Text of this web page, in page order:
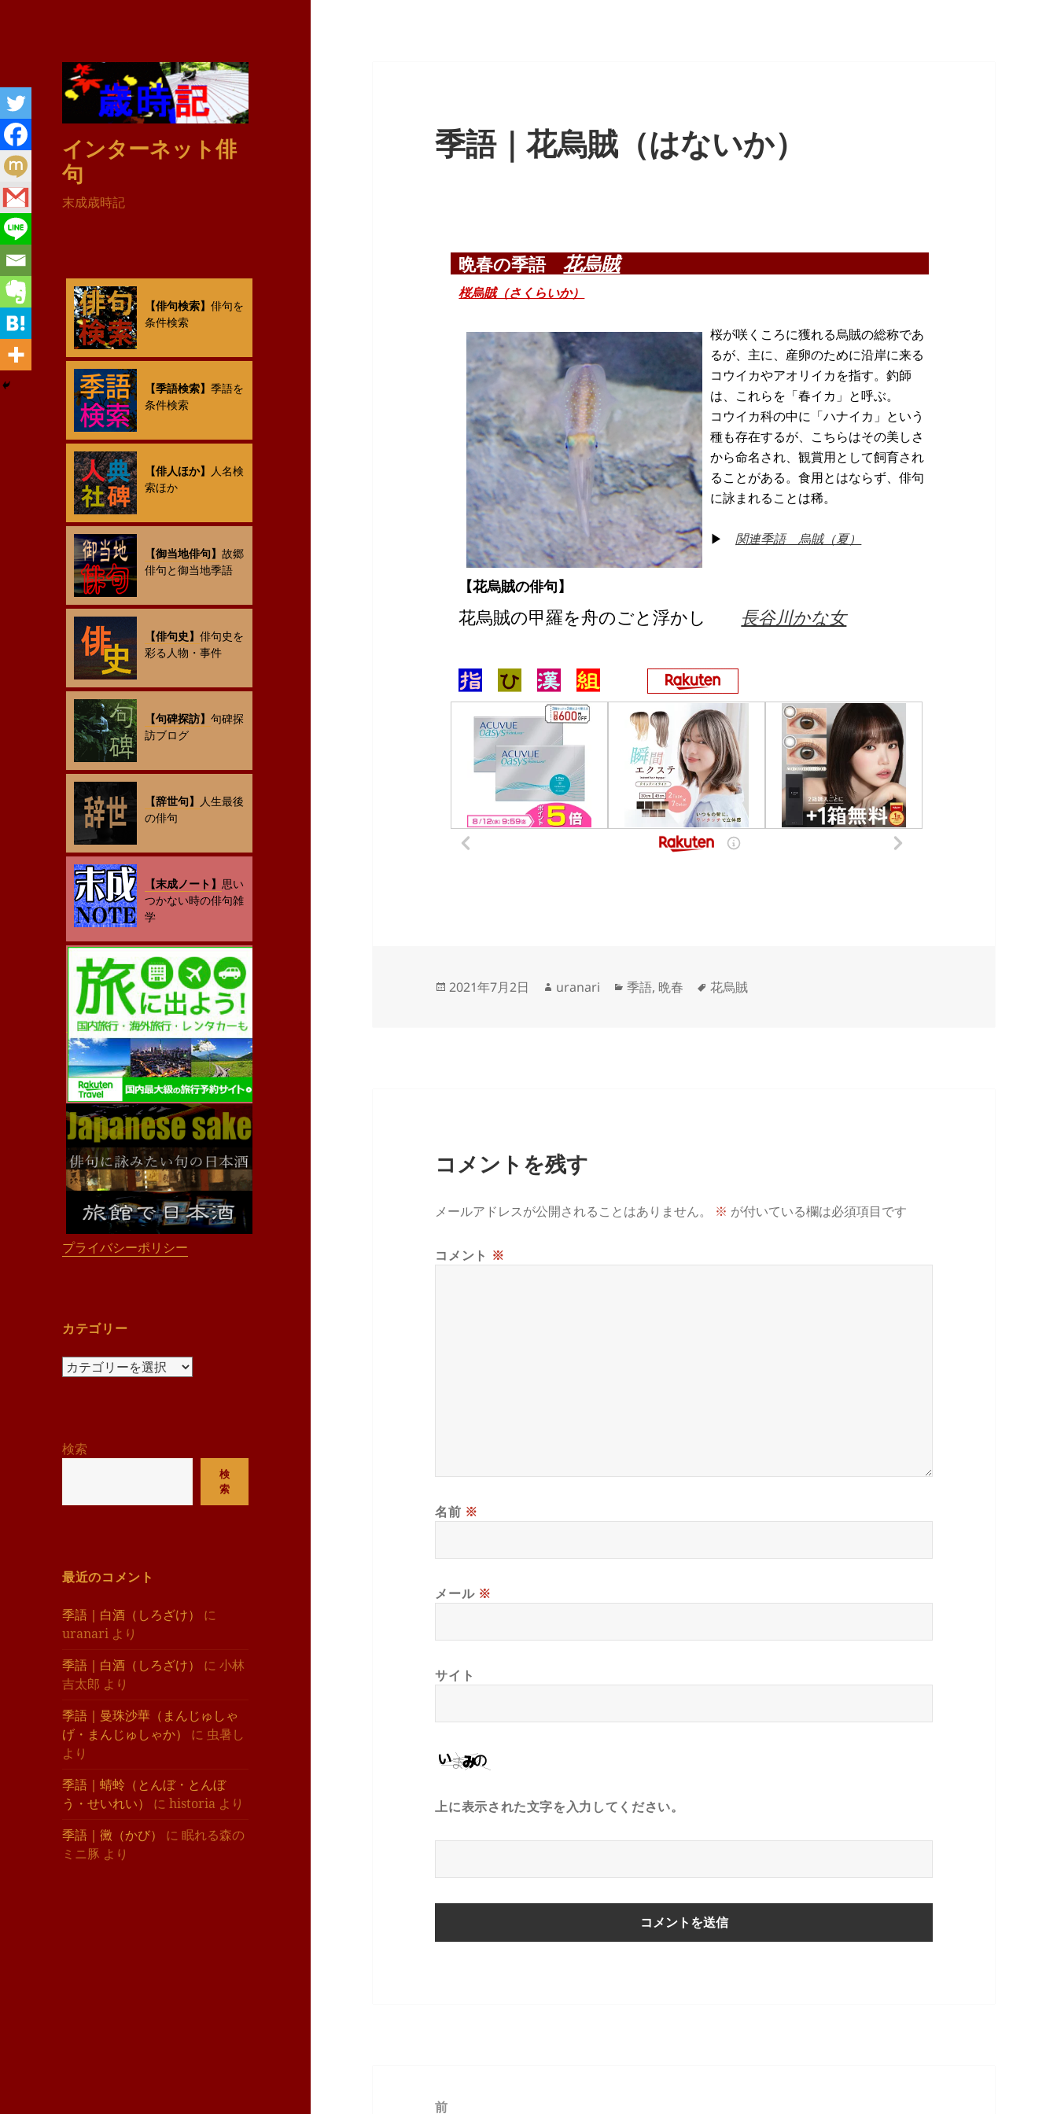
インターネット俳
句
末成歳時記
【俳句検索】俳句を
条件検索
【季語検索】季語を
条件検索
【俳人ほか】 人名検
索ほか
【御当地俳句】故郷
俳句と御当地季語
【俳句史】俳句史を
彩る人物・事件
【句碑探訪】句碑探
訪ブログ
【辞世句】 人生最後
の俳句
【末成ノート】 思い
つかない時の俳句雑
学
プライバシーポリシー
カテゴリー
カ
ー
検索
検
索
最近のコメント
季語｜白酒（しろざけ）
に
uranari より
季語｜白酒（しろざけ）
に小林
吉太郎 より
季語｜曼珠沙華（まんじゅしゃ
げ・まんじゅしゃか）
に 虫暑し
より
季語｜蜻蛉（とんぼ・とんぼ
う・せいれい）
にhistoria より
季語｜黴（かび）
に眠れる森の
ミニ豚 より
季語｜花烏賊（はないか）
晩春の季語花烏賊
桜烏賊（さくらいか）
桜が咲くころに獲れる烏賊の総称であ
るが、主に、産卵のために沿岸に来る
コウイカやアオリイカを指す。釣師
は、これらを「春イカ」と呼ぶ。
コウイカ科の中に「ハナイカ」という
種も存在するが、こちらはその美しさ
から命名され、観賞用として飼育され
ることがある。食用とはならず、俳句
に詠まれることは稀。
▶関連季語 烏賊（夏）
【花烏賊の俳句】
花烏賊の甲羅を舟のごと浮かし 長谷川かな女
投
2021年7月2日
作
uranari
カ
季語, 晩春
タ
花烏賊
コメントを残す
メールアドレスが公開されることはありません。 ※ が付いている欄は必須項目です
コメント ※
名前 ※
メール ※
サイト
上に表示された文字を入力してください。
前